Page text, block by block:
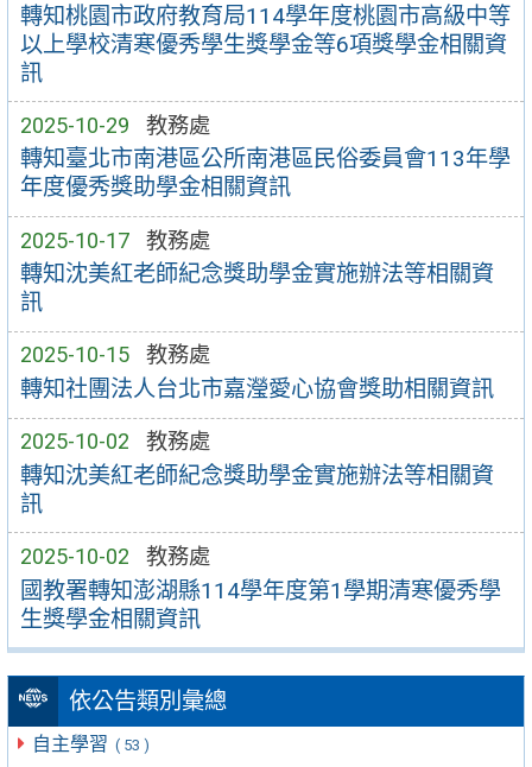
轉知桃園市政府教育局114學年度桃園市高級中等
以上學校清寒優秀學生獎學金等6項獎學金相關資
訊
2025-10-29 教務處
轉知臺北市南港區公所南港區民俗委員會113年學
年度優秀獎助學金相關資訊
2025-10-17 教務處
轉知沈美紅老師紀念獎助學金實施辦法等相關資
訊
2025-10-15 教務處
轉知社團法人台北市嘉瀅愛心協會獎助相關資訊
2025-10-02 教務處
轉知沈美紅老師紀念獎助學金實施辦法等相關資
訊
2025-10-02 教務處
國教署轉知澎湖縣114學年度第1學期清寒優秀學
生獎學金相關資訊
依公告類別彙總
自主學習 ( 53 )